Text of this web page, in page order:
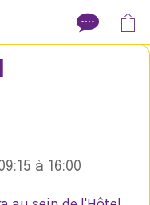
à 16:00